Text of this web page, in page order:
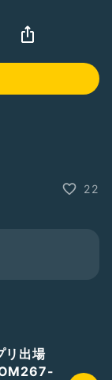
22
リ出場